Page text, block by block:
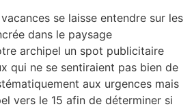
se laisse entendre sur les
dans le paysage
archipel un spot publicitaire
qui ne se sentiraient pas bien de
aux urgences mais
vers le 15 afin de déterminer si